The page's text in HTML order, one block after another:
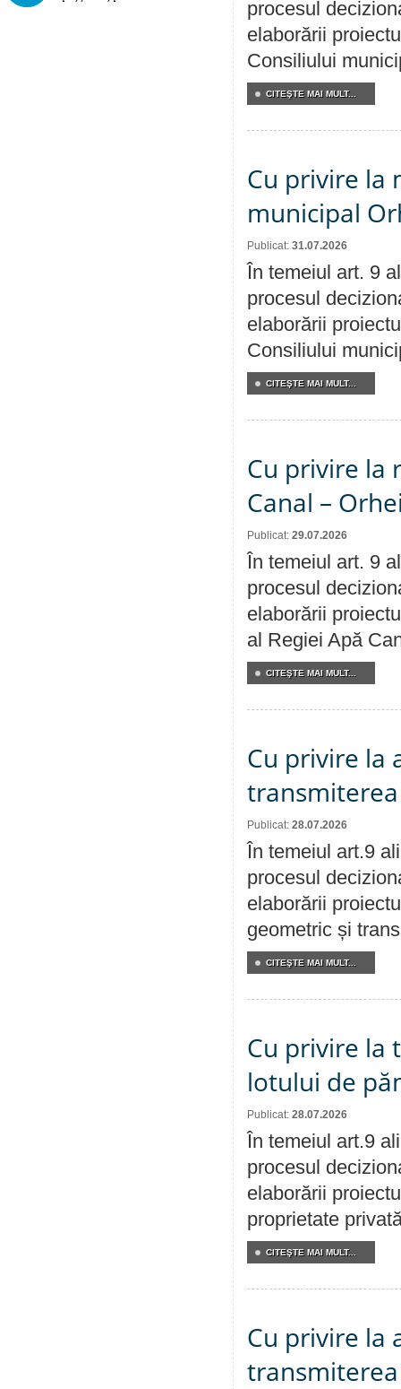
procesul
elaborării
Consiliului
CITEŞTE MAI MULT...
Cu privire la
municipal
Publicat: 31.07.2026
În temeiul art. 9
procesul
elaborării
Consiliului
CITEŞTE MAI MULT...
Cu privire la
Canal –
Publicat: 29.07.2026
În temeiul art. 9
procesul
elaborării
al Regiei Apă
CITEŞTE MAI MULT...
Cu privire la
Publicat: 28.07.2026
În temeiul art.9
procesul
elaborării
geometric și
CITEŞTE MAI MULT...
Cu privire la
lotului de
Publicat: 28.07.2026
În temeiul art.9
procesul
elaborării
proprietate
CITEŞTE MAI MULT...
Cu privire la